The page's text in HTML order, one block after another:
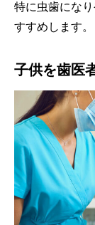
特に虫歯にな
すすめします。
子供を歯医